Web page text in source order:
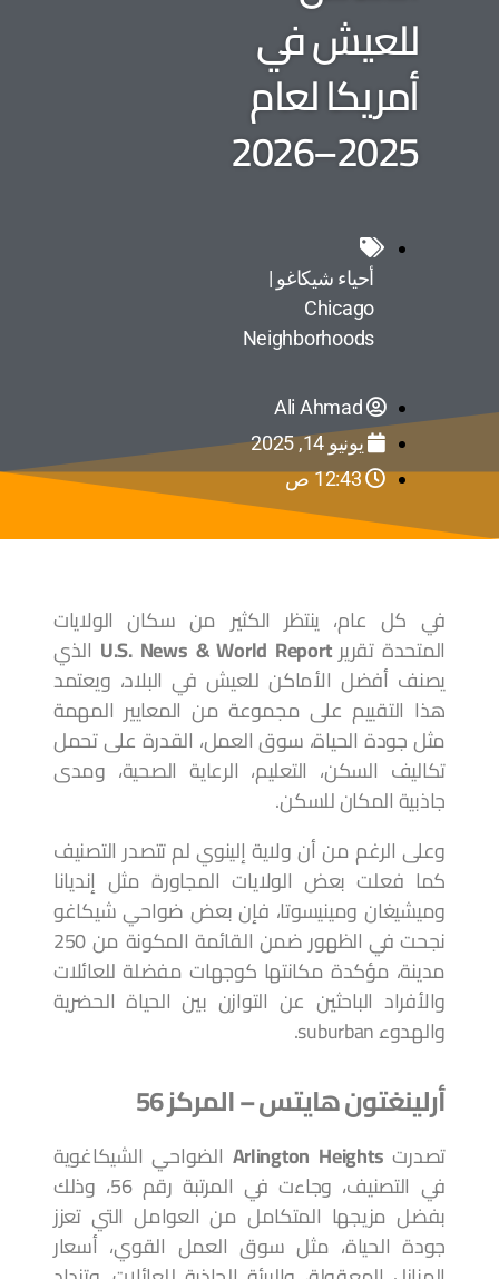
للعيش في
أمريكا لعام
2025–2026
أحياء شيكاغو |
Chicago
Neighborhoods
Ali Ahmad
يونيو 14, 2025
12:43 ص
في كل عام، ينتظر الكثير من سكان الولايات
المتحدة تقريرU.S. News & World Reportالذي
يصنف أفضل الأماكن للعيش في البلاد، ويعتمد
هذا التقييم على مجموعة من المعايير المهمة
مثل جودة الحياة، سوق العمل، القدرة على تحمل
تكاليف السكن، التعليم، الرعاية الصحية، ومدى
جاذبية المكان للسكن.
وعلى الرغم من أن ولاية إلينوي لم تتصدر التصنيف
كما فعلت بعض الولايات المجاورة مثل إنديانا
وميشيغان ومينيسوتا، فإن بعض ضواحي شيكاغو
نجحت في الظهور ضمن القائمة المكونة من 250
مدينة، مؤكدة مكانتها كوجهات مفضلة للعائلات
والأفراد الباحثين عن التوازن بين الحياة الحضرية
والهدوء suburban.
أرلينغتون هايتس – المركز 56
تصدرت Arlington Heightsالضواحي الشيكاغوية
في التصنيف، وجاءت في المرتبة رقم 56، وذلك
بفضل مزيجها المتكامل من العوامل التي تعزز
جودة الحياة، مثل سوق العمل القوي، أسعار